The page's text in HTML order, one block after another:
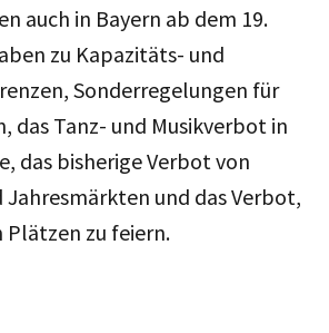
auch in Bayern ab dem 19.
zu Kapazitäts- und
Sonderregelungen für
das Tanz- und Musikverbot in
das bisherige Verbot von
und das Verbot,
zu feiern.